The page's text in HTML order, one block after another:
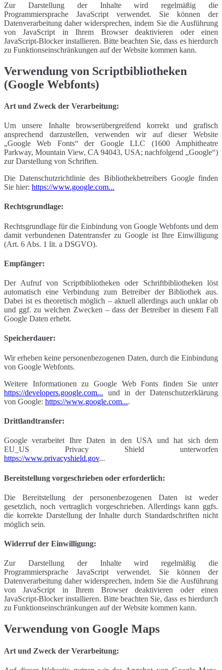
Zur Darstellung der Inhalte wird regelmäßig die
Programmiersprache JavaScript verwendet. Sie können der
Datenverarbeitung daher widersprechen, indem Sie die Ausführung
von JavaScript in Ihrem Browser deaktivieren oder einen
JavaScript-Blocker installieren. Bitte beachten Sie, dass es hierdurch
zu Funktionseinschränkungen auf der Website kommen kann.
Verwendung von Scriptbibliotheken
(Google Webfonts)
Art und Zweck der Verarbeitung:
Um unsere Inhalte browserübergreifend korrekt und grafisch
ansprechend darzustellen, verwenden wir auf dieser Website
„Google Web Fonts“ der Google LLC (1600 Amphitheatre
Parkway, Mountain View, CA 94043, USA; nachfolgend „Google“)
zur Darstellung von Schriften.
Die Datenschutzrichtlinie des Bibliothekbetreibers Google finden
Sie hier: https://www.google.com...
Rechtsgrundlage:
Rechtsgrundlage für die Einbindung von Google Webfonts und dem
damit verbundenen Datentransfer zu Google ist Ihre Einwilligung
(Art. 6 Abs. 1 lit. a DSGVO).
Empfänger:
Der Aufruf von Scriptbibliotheken oder Schriftbibliotheken löst
automatisch eine Verbindung zum Betreiber der Bibliothek aus.
Dabei ist es theoretisch möglich – aktuell allerdings auch unklar ob
und ggf. zu welchen Zwecken – dass der Betreiber in diesem Fall
Google Daten erhebt.
Speicherdauer:
Wir erheben keine personenbezogenen Daten, durch die Einbindung
von Google Webfonts.
Weitere Informationen zu Google Web Fonts finden Sie unter
https://developers.google.com... und in der Datenschutzerklärung
von Google: https://www.google.com....
Drittlandtransfer:
Google verarbeitet Ihre Daten in den USA und hat sich dem
EU_US Privacy Shield unterworfen
https://www.privacyshield.gov...
Bereitstellung vorgeschrieben oder erforderlich:
Die Bereitstellung der personenbezogenen Daten ist weder
gesetzlich, noch vertraglich vorgeschrieben. Allerdings kann ggfs.
die korrekte Darstellung der Inhalte durch Standardschriften nicht
möglich sein.
Widerruf der Einwilligung:
Zur Darstellung der Inhalte wird regelmäßig die
Programmiersprache JavaScript verwendet. Sie können der
Datenverarbeitung daher widersprechen, indem Sie die Ausführung
von JavaScript in Ihrem Browser deaktivieren oder einen
JavaScript-Blocker installieren. Bitte beachten Sie, dass es hierdurch
zu Funktionseinschränkungen auf der Website kommen kann.
Verwendung von Google Maps
Art und Zweck der Verarbeitung: